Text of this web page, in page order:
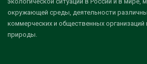
окружающей среды, деятельности
коммерческих и общественных
природы.